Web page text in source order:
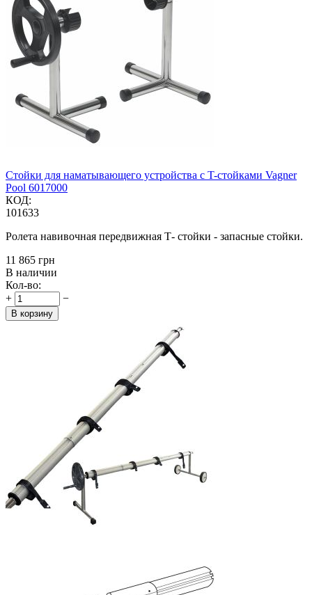
Стойки для наматывающего устройства с T-стойками Vagner
Pool 6017000
КОД:
101633
Ролета навивочная передвижная Т- стойки - запасные стойки.
‍11 865‍ грн
В наличии
Кол-во:
+
−
В корзину